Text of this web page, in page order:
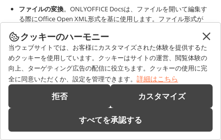
ファイルの変換。ONLYOFFICE Docsは、ファイルを開いて編集す
る際にOffice Open XML形式を基に使用します。ファイル形式が
高速なパフォーマンスのために対応するOOXMLに変換されます。
その後、OOXML形式に基づく変更を行い、ファイルをこの基本
OOXML形式に保存できます。
元のNextcloudファイル形式が基本形式と異なる場合でも、元の形
式に保存したい場合は、ファイルがOOXMLからこの形式に変換さ
れます。形式が根本的に異なるため、チャート、テーブル、オート
シェイプ、画像などのデータやフォーマットが失われる可能性があ
ートしていないか、OOXML標準とは異なる方法で扱うためです。
そのため、デフォルトではすべての非OOXMLファイルは閲覧専用
クッキーのハーモニー
当ウェブサイトでは、お客様にカスタマイズされた体験を提供するた
めクッキーを使用しています。クッキーはサイトの運営、閲覧体験の
向上、ターゲティング広告の配信に役立ちます。クッキーの使用に完
全に同意いただくか、設定を管理できます。 詳細はこちら
拒否 カスタマイズ
すべてを承認する